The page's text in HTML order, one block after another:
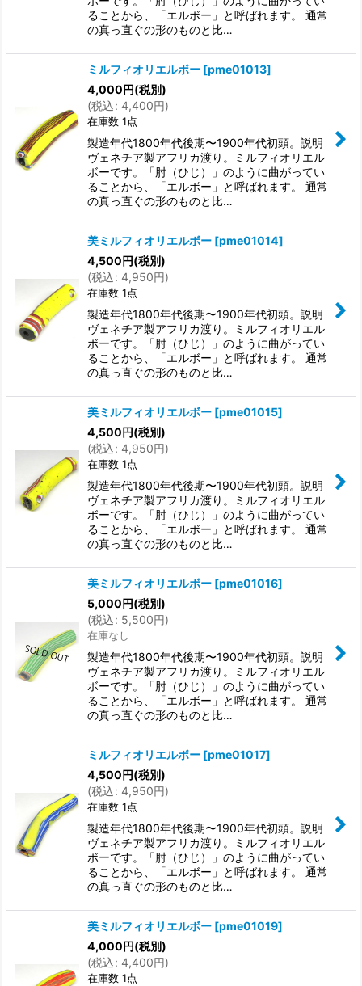
ることから、「エルボー」と呼ばれます。 通常
の真っ直ぐの形のものと比…
ミルフィオリエルボー [pme01013]
4,000円(税別)
(税込: 4,400円)
在庫数 1点
製造年代1800年代後期〜1900年代初頭。説明
ヴェネチア製アフリカ渡り。ミルフィオリエル
ボーです。「肘（ひじ）」のように曲がってい
ることから、「エルボー」と呼ばれます。 通常
の真っ直ぐの形のものと比…
美ミルフィオリエルボー [pme01014]
4,500円(税別)
(税込: 4,950円)
在庫数 1点
製造年代1800年代後期〜1900年代初頭。説明
ヴェネチア製アフリカ渡り。ミルフィオリエル
ボーです。「肘（ひじ）」のように曲がってい
ることから、「エルボー」と呼ばれます。 通常
の真っ直ぐの形のものと比…
美ミルフィオリエルボー [pme01015]
4,500円(税別)
(税込: 4,950円)
在庫数 1点
製造年代1800年代後期〜1900年代初頭。説明
ヴェネチア製アフリカ渡り。ミルフィオリエル
ボーです。「肘（ひじ）」のように曲がってい
ることから、「エルボー」と呼ばれます。 通常
の真っ直ぐの形のものと比…
美ミルフィオリエルボー [pme01016]
5,000円(税別)
(税込: 5,500円)
在庫なし
製造年代1800年代後期〜1900年代初頭。説明
ヴェネチア製アフリカ渡り。ミルフィオリエル
ボーです。「肘（ひじ）」のように曲がってい
ることから、「エルボー」と呼ばれます。 通常
の真っ直ぐの形のものと比…
ミルフィオリエルボー [pme01017]
4,500円(税別)
(税込: 4,950円)
在庫数 1点
製造年代1800年代後期〜1900年代初頭。説明
ヴェネチア製アフリカ渡り。ミルフィオリエル
ボーです。「肘（ひじ）」のように曲がってい
ることから、「エルボー」と呼ばれます。 通常
の真っ直ぐの形のものと比…
美ミルフィオリエルボー [pme01019]
4,000円(税別)
(税込: 4,400円)
在庫数 1点